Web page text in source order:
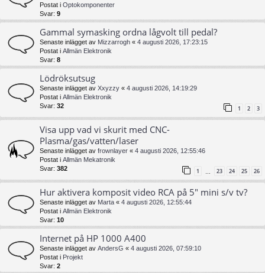
Postat i Optokomponenter
Svar: 9
Gammal symasking ordna lågvolt till pedal?
Senaste inlägget av Mizzarrogh « 4 augusti 2026, 17:23:15
Postat i Allmän Elektronik
Svar: 8
Lödröksutsug
Senaste inlägget av Xxyzzy « 4 augusti 2026, 14:19:29
Postat i Allmän Elektronik
Svar: 32 1 2 3
Visa upp vad vi skurit med CNC-
Plasma/gas/vatten/laser
Senaste inlägget av frownlayer « 4 augusti 2026, 12:55:46
Postat i Allmän Mekatronik
Svar: 382 1 23 24 25 26
Hur aktivera komposit video RCA på 5" mini s/v tv?
Senaste inlägget av Marta « 4 augusti 2026, 12:55:44
Postat i Allmän Elektronik
Svar: 10
Internet på HP 1000 A400
Senaste inlägget av AndersG « 4 augusti 2026, 07:59:10
Postat i Projekt
Svar: 2